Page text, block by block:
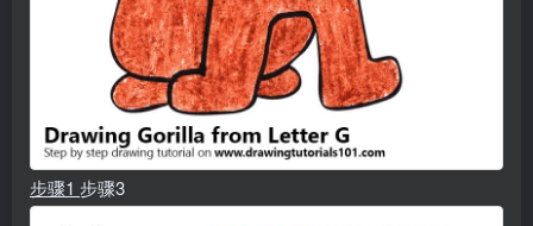
步骤1 步骤3